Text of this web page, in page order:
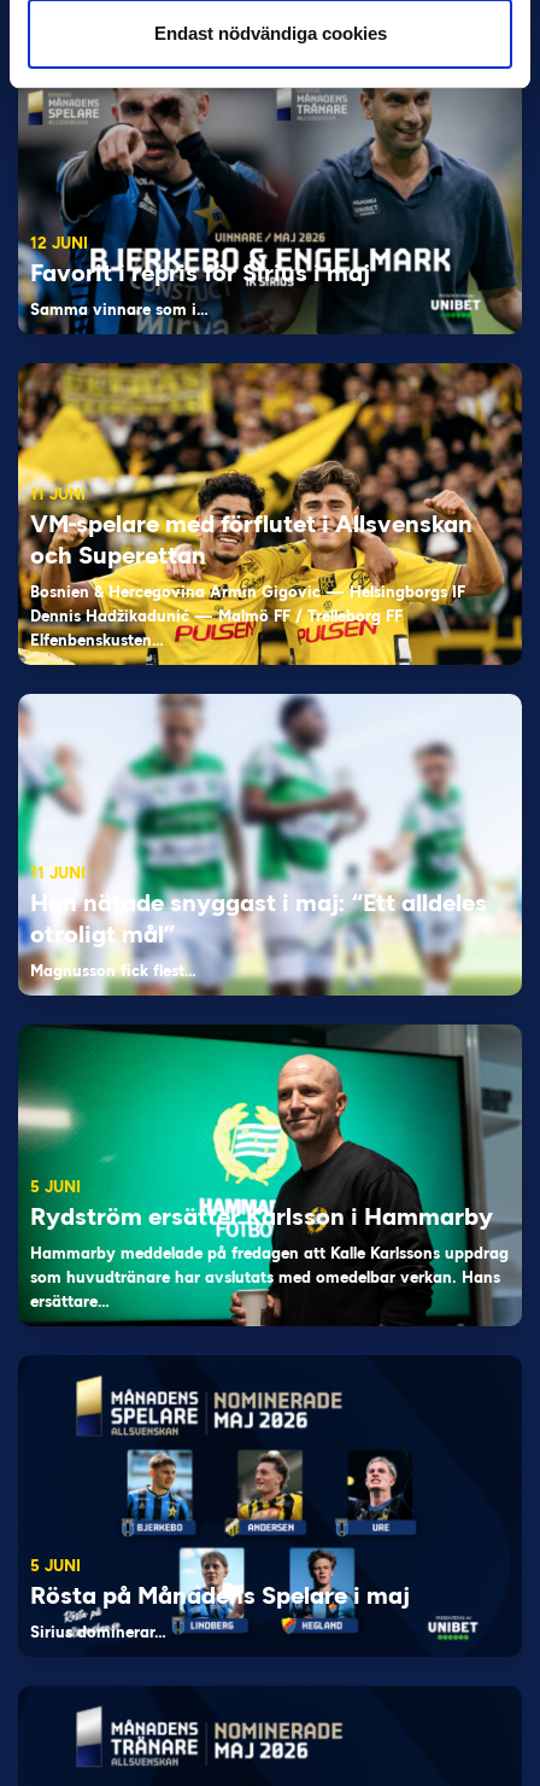
Endast nödvändiga cookies
12 JUNI
Favorit i repris för Sirius i maj
Samma vinnare som i…
11 JUNI
VM-spelare med förflutet i Allsvenskan
och Superettan
Bosnien & Hercegovina Armin Gigovic — Helsingborgs IF
Dennis Hadžikadunić — Malmö FF / Trelleborg FF
Elfenbenskusten…
11 JUNI
Han nätade snyggast i maj: “Ett alldeles
otroligt mål”
Magnusson fick flest…
5 JUNI
Rydström ersätter Karlsson i Hammarby
Hammarby meddelade på fredagen att Kalle Karlssons uppdrag
som huvudtränare har avslutats med omedelbar verkan. Hans
ersättare…
5 JUNI
Rösta på Månadens Spelare i maj
Sirius dominerar…